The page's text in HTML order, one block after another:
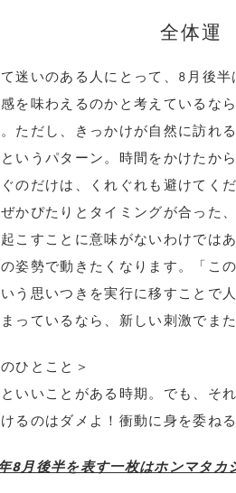
全体運
迷いのある人にとって、8月後
を味わえるのかと考えているな
ただし、きっかけが自然に訪れ
いうパターン。時間をかけたか
のだけは、くれぐれも避けてく
かぴたりとタイミングが合った
こすことに意味がないわけでは
姿勢で動きたくなります。「こ
う思いつきを実行に移すことで
っているなら、新しい刺激でま
ひとこと＞
いいことがある時期。でも、そ
るのはダメよ！衝動に身を委ね
8月後半を表す一枚はホンマタカ